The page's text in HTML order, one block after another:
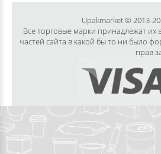
Upakmarket © 2013-
Все торговые марки принадлежат
частей сайта в какой бы то ни было
прав